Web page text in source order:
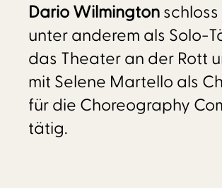
Dario Wilmingtonschloss
unter anderem als Solo-
das Theater an der Rott
mit Selene Martello als
für die Choreography
tätig.